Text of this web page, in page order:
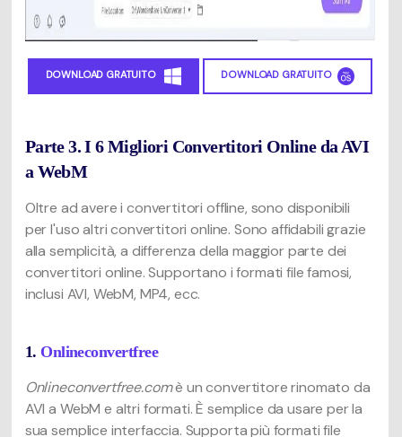
DOWNLOAD GRATUITO DOWNLOAD GRATUITO
Parte 3. I 6 Migliori Convertitori Online da AVI
a WebM
Oltre ad avere i convertitori offline, sono disponibili
per l'uso altri convertitori online. Sono affidabili grazie
alla semplicità, a differenza della maggior parte dei
convertitori online. Supportano i formati file famosi,
inclusi AVI, WebM, MP4, ecc.
1. Onlineconvertfree
Onlineconvertfree.comè un convertitore rinomato da
AVI a WebM e altri formati. È semplice da usare per la
sua semplice interfaccia. Supporta più formati file